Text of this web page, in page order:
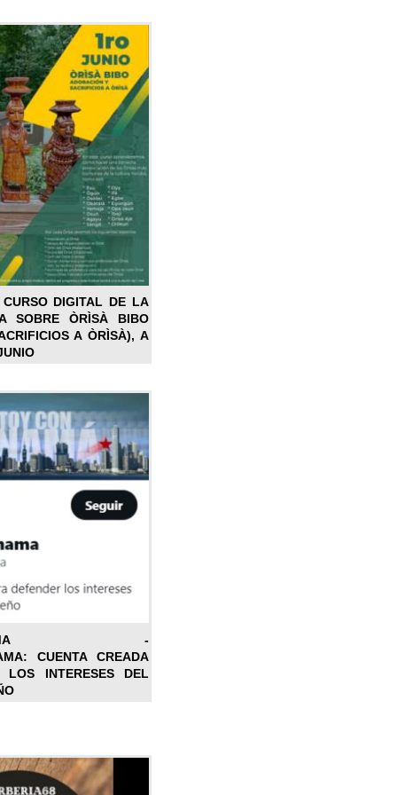
DIGITAL DE LA
SOBRE ÒRÌSÀ BIBO
A ÒRÌSÀ), A
-
CUENTA CREADA
LOS INTERESES DEL